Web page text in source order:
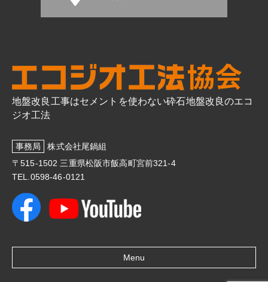
地盤改良工事はセメントを使わない砕石地盤改良のエコ
ジオ工法
事務局
株式会社尾鍋組
〒515-1502 三重県松阪市飯高町宮前321-4
TEL.0598-46-0121
Menu